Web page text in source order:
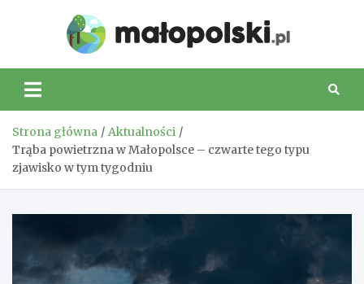
Strona główna
Aktualności
Trąba powietrzna w Małopolsce – czwarte tego typu
zjawisko w tym tygodniu